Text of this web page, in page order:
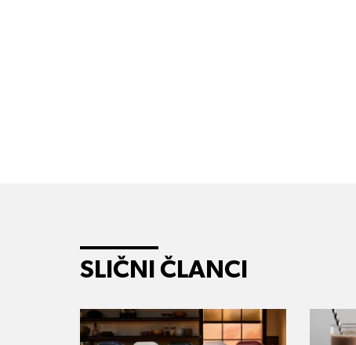
SLIČNI ČLANCI